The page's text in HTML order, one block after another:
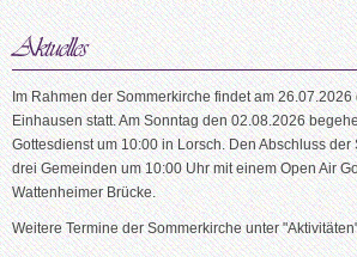
Im Rahmen der Sommerkirche findet am 26.07.2026
Einhausen statt. Am Sonntag den 02.08.2026
Gottesdienst um 10:00 in Lorsch. Den Abschluss
drei Gemeinden um 10:00 Uhr mit einem Open Air
Wattenheimer Brücke.
Weitere Termine der Sommerkirche unter